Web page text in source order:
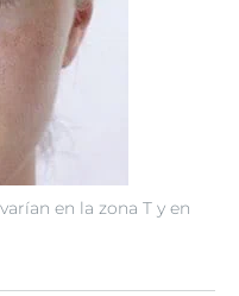
en la zona T y en